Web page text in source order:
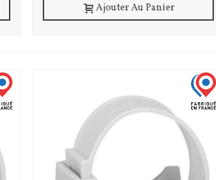
Ajouter Au Panier